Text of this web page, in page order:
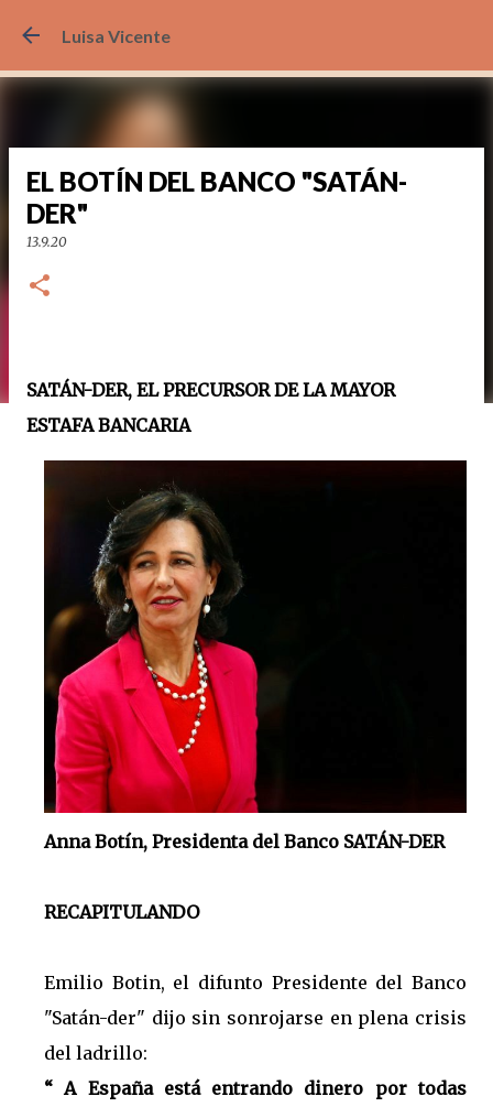
Luisa Vicente
EL BOTÍN DEL BANCO "SATÁN-
DER"
13.9.20
SATÁN-DER, EL PRECURSOR DE LA MAYOR
ESTAFA BANCARIA
Anna Botín, Presidenta del Banco SATÁN-DER
RECAPITULANDO
Emilio Botin, el difunto Presidente del Banco
"Satán-der" dijo sin sonrojarse en plena crisis
del ladrillo:
“ A España está entrando dinero por todas